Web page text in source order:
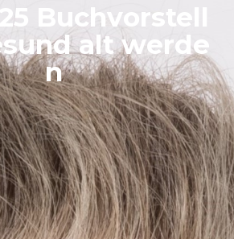
Buchvorstell
alt werde
n